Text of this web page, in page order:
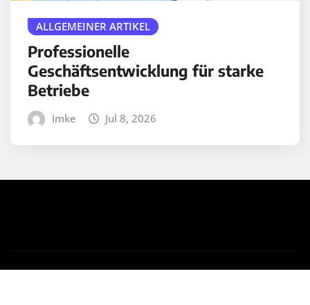
ALLGEMEINER ARTIKEL
Professionelle
Geschäftsentwicklung für starke
Betriebe
Imke Jul 8, 2026